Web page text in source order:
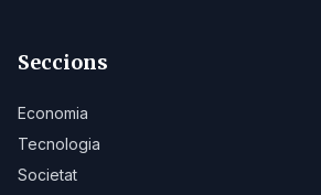
Seccions
Economia
Tecnologia
Societat